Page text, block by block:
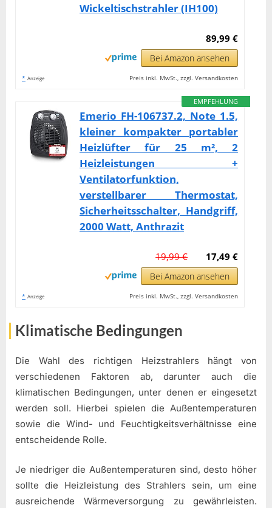
Wickeltischstrahler (IH100)
89,99 €
Bei Amazon ansehen
* Anzeige Preis inkl. MwSt., zzgl. Versandkosten
EMPFEHLUNG
Emerio FH-106737.2, Note 1.5,
kleiner kompakter portabler
Heizlüfter für 25 m², 2
Heizleistungen +
Ventilatorfunktion,
verstellbarer Thermostat,
Sicherheitsschalter, Handgriff,
2000 Watt, Anthrazit
17,49 €
19,99 €
Bei Amazon ansehen
* Anzeige Preis inkl. MwSt., zzgl. Versandkosten
Klimatische Bedingungen
Die Wahl des richtigen Heizstrahlers hängt von
verschiedenen Faktoren ab, darunter auch die
klimatischen Bedingungen, unter denen er eingesetzt
werden soll. Hierbei spielen die Außentemperaturen
sowie die Wind- und Feuchtigkeitsverhältnisse eine
entscheidende Rolle.
Je niedriger die Außentemperaturen sind, desto höher
sollte die Heizleistung des Strahlers sein, um eine
ausreichende Wärmeversorgung zu gewährleisten.